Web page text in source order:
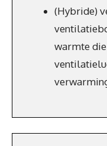
(Hybride)
warmte